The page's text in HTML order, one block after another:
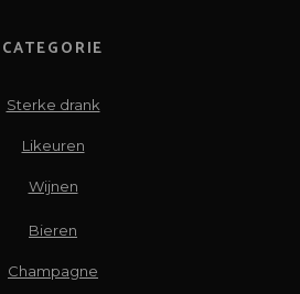
CATEGORIE
Sterke drank
Likeuren
Wijnen
Bieren
Champagne